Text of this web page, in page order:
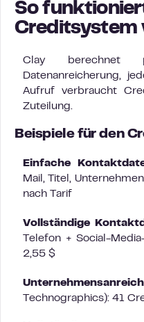
So
Creditsystem
Clay
Datenanreicherung,
Aufruf verbraucht
Zuteilung.
Beispiele für den
Einfache
Mail, Titel,
nach Tarif
Vollständige
Telefon + Social-
2,55 $
Technographics): 41